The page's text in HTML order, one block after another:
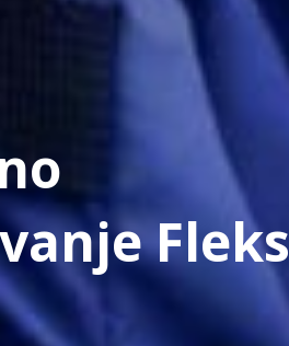
Fleks